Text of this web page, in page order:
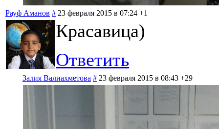
Рауф Аманов # 23 февраля 2015 в 07:24 +1
Красавица)
Ответить
Залия Валиахметова # 23 февраля 2015 в 08:43 +29